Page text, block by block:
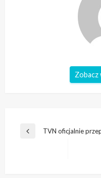
Zobacz
Nawigacja
Poprzedni
TVN oficjalnie